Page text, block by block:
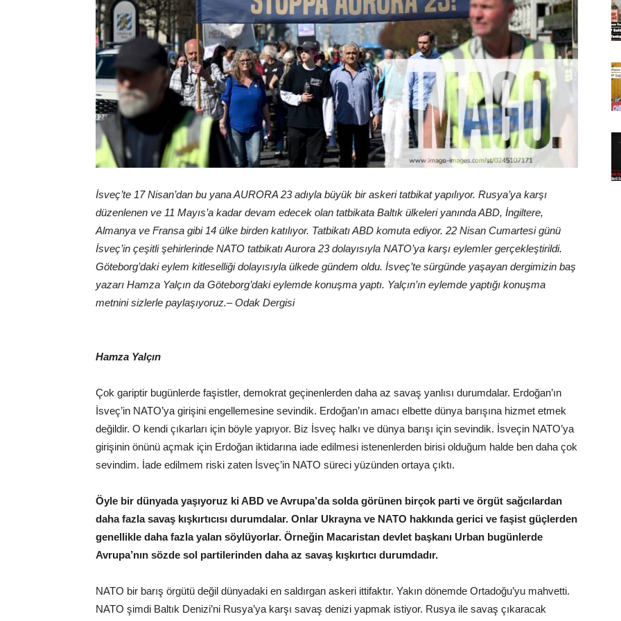
İsveç’te 17 Nisan’dan bu yana AURORA 23 adıyla büyük bir askeri tatbikat yapılıyor. Rusya’ya karşı
düzenlenen ve 11 Mayıs’a kadar devam edecek olan tatbikata Baltık ülkeleri yanında ABD, İngiltere,
Almanya ve Fransa gibi 14 ülke birden katılıyor. Tatbikatı ABD komuta ediyor. 22 Nisan Cumartesi günü
İsveç’in çeşitli şehirlerinde NATO tatbikatı Aurora 23 dolayısıyla NATO’ya karşı eylemler gerçekleştirildi.
Göteborg’daki eylem kitleselliği dolayısıyla ülkede gündem oldu. İsveç’te sürgünde yaşayan dergimizin baş
yazarı Hamza Yalçın da Göteborg’daki eylemde konuşma yaptı. Yalçın’ın eylemde yaptığı konuşma
metnini sizlerle paylaşıyoruz.–Odak Dergisi
Hamza Yalçın
Çok gariptir bugünlerde faşistler, demokrat geçinenlerden daha az savaş yanlısı durumdalar. Erdoğan’ın
İsveç’in NATO’ya girişini engellemesine sevindik. Erdoğan’ın amacı elbette dünya barışına hizmet etmek
değildir. O kendi çıkarları için böyle yapıyor. Biz İsveç halkı ve dünya barışı için sevindik. İsveçin NATO’ya
girişinin önünü açmak için Erdoğan iktidarına iade edilmesi istenenlerden birisi olduğum halde ben daha çok
sevindim. İade edilmem riski zaten İsveç’in NATO süreci yüzünden ortaya çıktı.
Öyle bir dünyada yaşıyoruz ki ABD ve Avrupa’da solda görünen birçok parti ve örgüt sağcılardan
daha fazla savaş kışkırtıcısı durumdalar. Onlar Ukrayna ve NATO hakkında gerici ve faşist güçlerden
genellikle daha fazla yalan söylüyorlar. Örneğin Macaristan devlet başkanı Urban bugünlerde
Avrupa’nın sözde sol partilerinden daha az savaş kışkırtıcı durumdadır.
NATO bir barış örgütü değil dünyadaki en saldırgan askeri ittifaktır. Yakın dönemde Ortadoğu’yu mahvetti.
NATO şimdi Baltık Denizi’ni Rusya’ya karşı savaş denizi yapmak istiyor. Rusya ile savaş çıkaracak